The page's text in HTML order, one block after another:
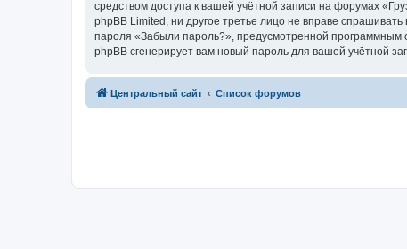
средством доступа к вашей учётной записи на форумах
phpBB Limited, ни другое третье лицо не вправе
пароля «Забыли пароль?», предусмотренной программным
phpBB сгенерирует вам новый пароль для вашей учётной
Центральный сайт Список форумов